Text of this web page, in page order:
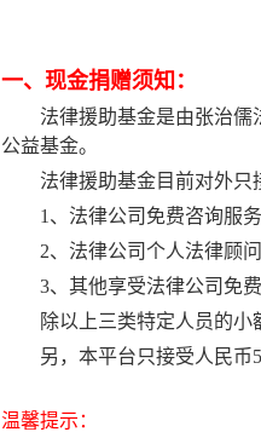
一、现金捐赠须知：
法律援助基金是由张治儒
公益基金。
法律援助基金目前对外只
1、法律公司免费咨询服务
2、法律公司个人法律顾问
3、其他享受法律公司免
除以上三类特定人员的
另，本平台只接受人民币
温馨提示：